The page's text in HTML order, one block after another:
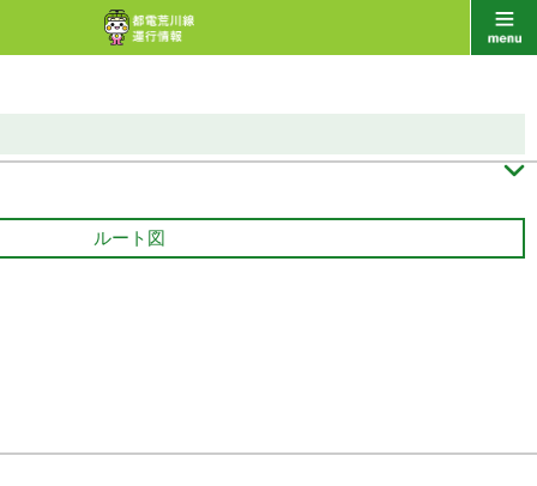

ルート図
21 分待ち